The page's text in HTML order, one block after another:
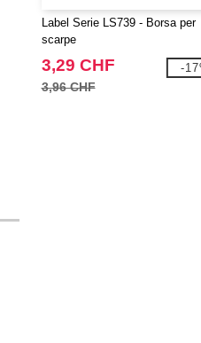
Label Serie LS739 - Borsa per
scarpe
3,29 CHF
3,96 CHF
-